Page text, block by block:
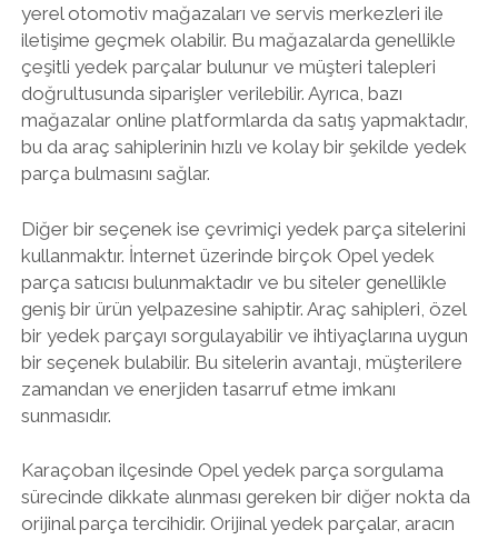
yerel otomotiv mağazaları ve servis merkezleri ile
iletişime geçmek olabilir. Bu mağazalarda genellikle
çeşitli yedek parçalar bulunur ve müşteri talepleri
doğrultusunda siparişler verilebilir. Ayrıca, bazı
mağazalar online platformlarda da satış yapmaktadır,
bu da araç sahiplerinin hızlı ve kolay bir şekilde yedek
parça bulmasını sağlar.
Diğer bir seçenek ise çevrimiçi yedek parça sitelerini
kullanmaktır. İnternet üzerinde birçok Opel yedek
parça satıcısı bulunmaktadır ve bu siteler genellikle
geniş bir ürün yelpazesine sahiptir. Araç sahipleri, özel
bir yedek parçayı sorgulayabilir ve ihtiyaçlarına uygun
bir seçenek bulabilir. Bu sitelerin avantajı, müşterilere
zamandan ve enerjiden tasarruf etme imkanı
sunmasıdır.
Karaçoban ilçesinde Opel yedek parça sorgulama
sürecinde dikkate alınması gereken bir diğer nokta da
orijinal parça tercihidir. Orijinal yedek parçalar, aracın